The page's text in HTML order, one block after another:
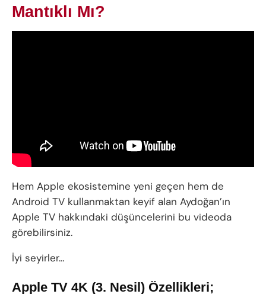
Mantıklı Mı?
Hem Apple ekosistemine yeni geçen hem de
Android TV kullanmaktan keyif alan Aydoğan’ın
Apple TV hakkındaki düşüncelerini bu videoda
görebilirsiniz.
İyi seyirler…
Apple TV 4K (3. Nesil) Özellikleri;